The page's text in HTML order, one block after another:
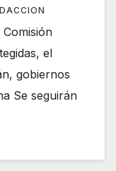
el
gobiernos
Se seguirán